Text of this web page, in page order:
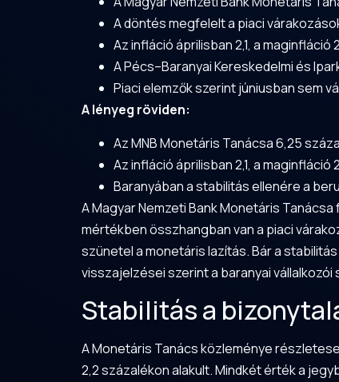
A döntés megfelelt a piaci
Az infláció áprilisban 2,1, a
A Pécs–Baranyai Kereskedelmi és
Piaci elemzők szerint júniusban sem
A lényeg röviden:
Az MNB Monetáris Tanácsa 6,25
Az infláció áprilisban 2,1, a
Baranyában a stabilitás ellenére a
A Magyar Nemzeti Bank Monetáris
mértékben összhangban van a piaci
szünetel a monetáris lazítás. Bár a
visszajelzései szerint a baranyai
Stabilitás a
A Monetáris Tanács közleménye
2,2 százalékon alakult. Mindkét érték a